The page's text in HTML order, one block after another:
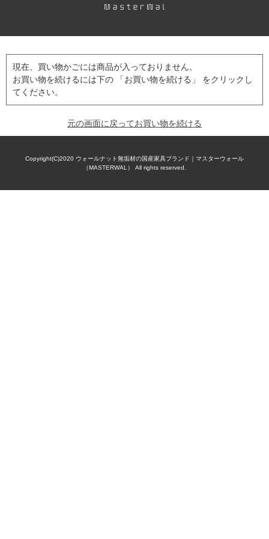
現在、買い物かごには商品が入っておりません。
お買い物を続けるには下の 「お買い物を続ける」 をクリックし
てください。
元の画面に戻ってお買い物を続ける
Copyright(C)2020 ウォールナット無垢材の国産家具ブランド｜マスターウォール
（MASTERWAL） All rights reserved.